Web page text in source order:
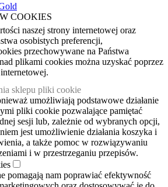
COOKIES
naszej strony internetowej oraz
osobistych preferencji,
przechowywane na Państwa
plikami cookies można uzyskać poprzez
sklepu pliki cookie
umożliwiają podstawowe działanie
pliki cookie pozwalające pamiętać
sesji lub, zależnie od wybranych opcji,
jest umożliwienie działania koszyka i
a także pomoc w rozwiązywaniu
i w przestrzeganiu przepisów.
pomagają nam poprawiać efektywność